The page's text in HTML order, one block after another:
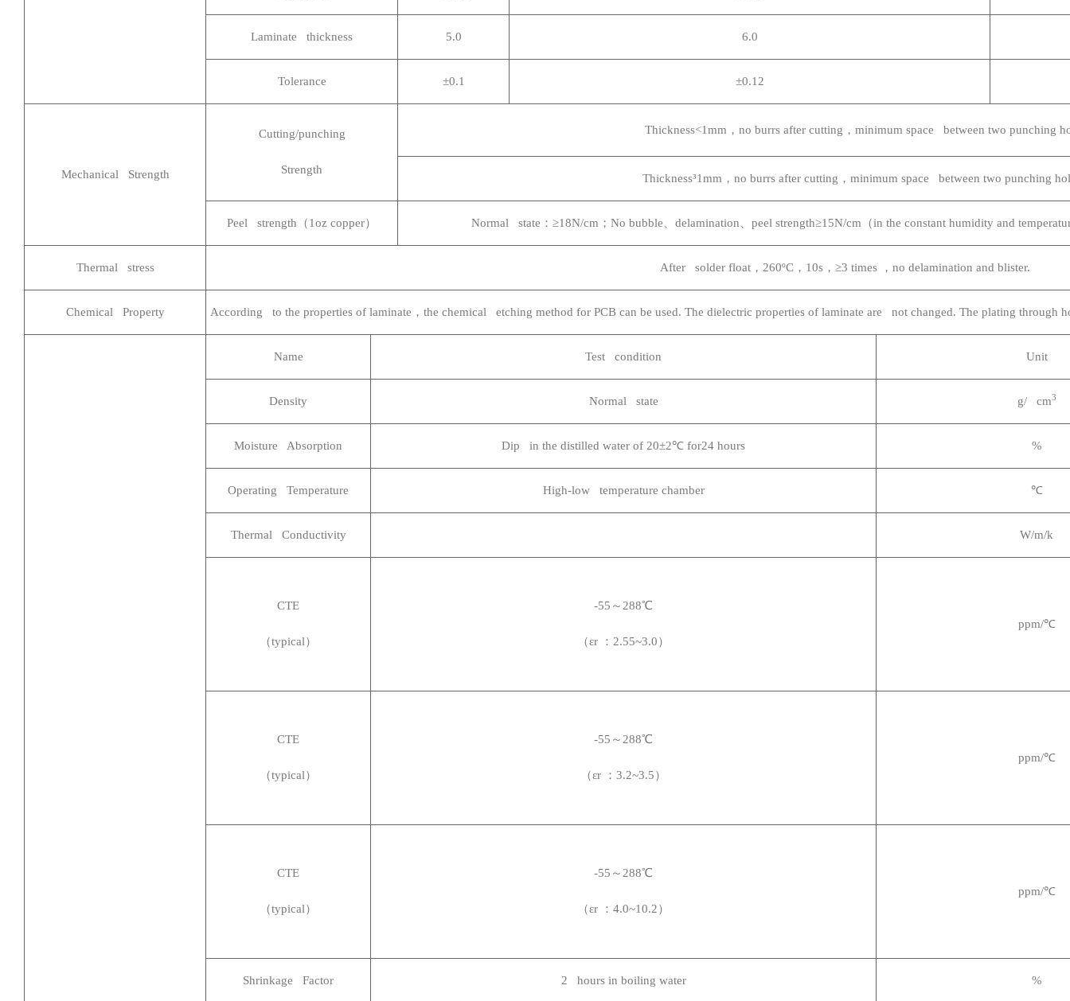
Laminate thickness 5.0 6.0
Tolerance ±0.1 ±0.12
Mechanical Strength
Cutting/punching
Strength
Thickness<1mm ，no burrs after cutting，minimum space between two punching
Thickness³1mm ，no burrs after cutting，minimum space between two punching
Peel strength （1oz copper） Normal state ：≥18N/cm；No bubble、delamination、peel strength≥15N/cm（in the constant humidity and
Thermal stress After solder float，260ºC，10s，≥3 times ，no delamination and blister.
Chemical Property According to the properties of laminate ，the chemical etching method for PCB can be used. The dielectric properties of laminate are not changed. The plating through
Name Test condition Unit
Density Normal state g/ cm3
Moisture Absorption Dip in the distilled water of 20±2℃ for24 hours %
Operating Temperature High-low temperature chamber ℃
Thermal Conductivity W/m/k
CTE
（typical）
-55 ～288℃
（εr ：2.55~3.0）
ppm/℃
CTE
（typical）
-55 ～288℃
（εr ：3.2~3.5）
ppm/℃
CTE
（typical）
-55 ～288℃
（εr ：4.0~10.2）
ppm/℃
Shrinkage Factor 2 hours in boiling water %